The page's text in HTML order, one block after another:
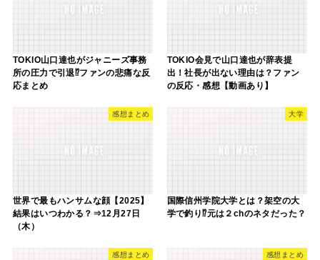
TOKIO山口達也がジャニーズ事務
所の圧力で引退⁉ファンの悲痛な反
応まとめ
TOKIO会見で山口達也が辞表提
出！社長が出ない理由は？ファン
の反応・感想【動画あり】
感想まとめ
世界で最もハンサムな顔【2025】
結果はいつわかる？⇒12月27日
（木）
大学
国際信州学院大学とは？架空の大
学で釣り⁉元は２chのネタだった？
感想まとめ 感想まとめ